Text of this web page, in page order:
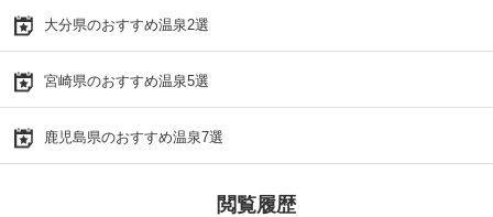
大分県のおすすめ温泉2選
宮崎県のおすすめ温泉5選
鹿児島県のおすすめ温泉7選
閲覧履歴